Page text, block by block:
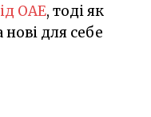
ОАЕ, тоді як
для себе